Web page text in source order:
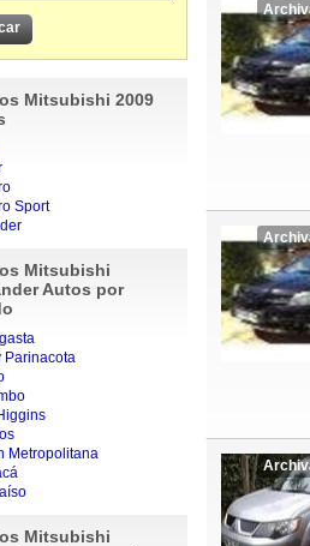
Mitsubishi 2009
Sport
Mitsubishi
Autos por
Parinacota
Metropolitana
Mitsubishi